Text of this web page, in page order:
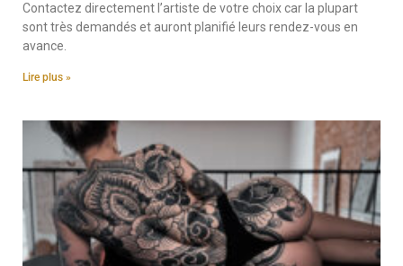
Contactez directement l’artiste de votre choix car la plupart
sont très demandés et auront planifié leurs rendez-vous en
avance.
Lire plus »